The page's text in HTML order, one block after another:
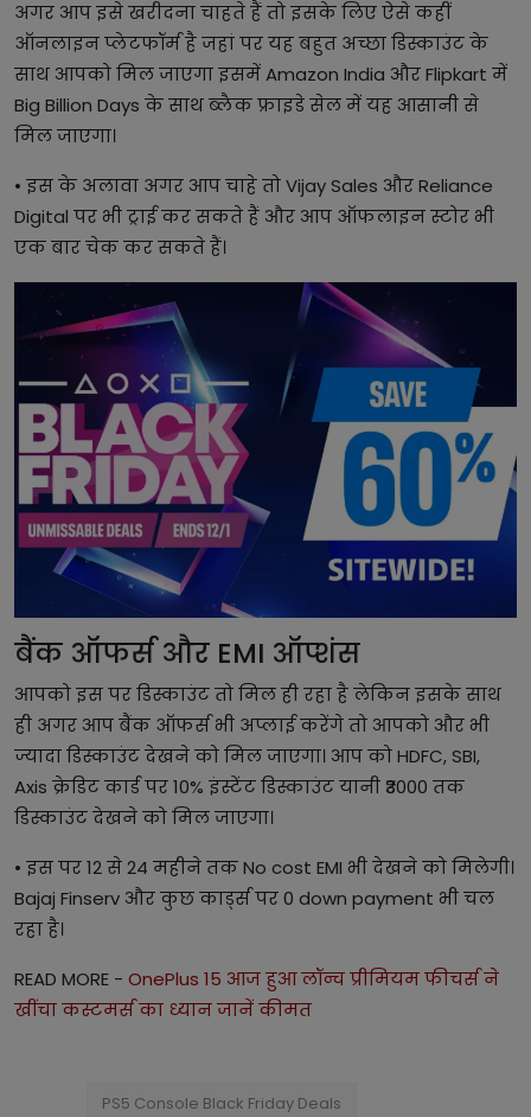
अगर आप इसे खरीदना चाहते हैं तो इसके लिए ऐसे कहीं
ऑनलाइन प्लेटफॉर्म है जहां पर यह बहुत अच्छा डिस्काउंट के
साथ आपको मिल जाएगा इसमें Amazon India और Flipkart में
Big Billion Days के साथ ब्लैक फ्राइडे सेल में यह आसानी से
मिल जाएगा।
• इस के अलावा अगर आप चाहे तो Vijay Sales और Reliance
Digital पर भी ट्राई कर सकते हैं और आप ऑफलाइन स्टोर भी
एक बार चेक कर सकते हैं।
बैंक ऑफर्स और EMI ऑप्शंस
आपको इस पर डिस्काउंट तो मिल ही रहा है लेकिन इसके साथ
ही अगर आप बैंक ऑफर्स भी अप्लाई करेंगे तो आपको और भी
ज्यादा डिस्काउंट देखने को मिल जाएगा। आप को HDFC, SBI,
Axis क्रेडिट कार्ड पर 10% इंस्टेंट डिस्काउंट यानी ₹3000 तक
डिस्काउंट देखने को मिल जाएगा।
• इस पर 12 से 24 महीने तक No cost EMI भी देखने को मिलेगी।
Bajaj Finserv और कुछ कार्ड्स पर 0 down payment भी चल
रहा है।
READ MORE - OnePlus 15 आज हुआ लॉन्च प्रीमियम फीचर्स ने
खींचा कस्टमर्स का ध्यान जानें कीमत
PS5 Console Black Friday Deals